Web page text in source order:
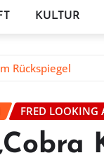
KULTUR
Rückspiegel
FRED LOOKING